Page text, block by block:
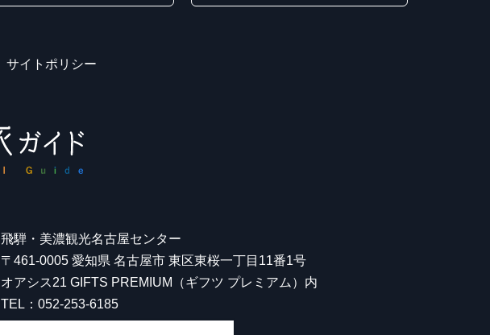
サイトポリシー
飛騨・美濃観光名古屋センター
〒461-0005 愛知県 名古屋市 東区東桜一丁目11番1号
オアシス21 GIFTS PREMIUM（ギフツ プレミアム）内
TEL：052-253-6185